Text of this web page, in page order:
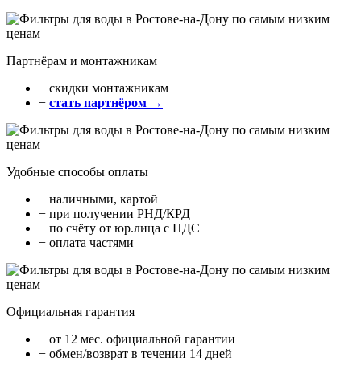
Партнёрам и монтажникам
− cкидки монтажникам
− стать партнёром →
Удобные способы оплаты
− наличными, картой
− при получении РНД/КРД
− по счёту от юр.лица с НДС
− оплата частями
Официальная гарантия
− от 12 мес. официальной гарантии
− обмен/возврат в течении 14 дней